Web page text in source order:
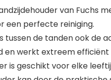
van Fuchs
een perfecte reiniging.
tussen de tanden ook de
en werkt extreem
is geschikt voor elke